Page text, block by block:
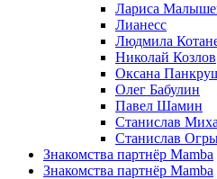
Лариса
Лианесс
Людмила
Николай Козлов
Оксана
Олег Бабулин
Павел Шамин
Станислав
Станислав
Знакомства партнёр Mamba
Знакомства партнёр Mamba